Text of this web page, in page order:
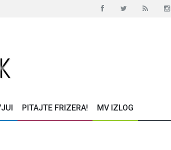
PITAJTE FRIZERA! MV IZLOG